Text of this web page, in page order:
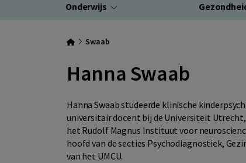
Onderwijs
Swaab
Hanna Swaab
Hanna Swaab studeerde klinische
universitair docent bij de Universiteit
het Rudolf Magnus Instituut voor
hoofd van de secties Psychodiagnostiek,
van het UMCU.